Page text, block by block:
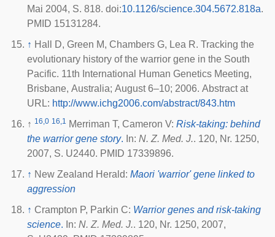
Mai 2004, S. 818. doi:10.1126/science.304.5672.818a.
PMID 15131284.
↑ Hall D, Green M, Chambers G, Lea R. Tracking the
evolutionary history of the warrior gene in the South
Pacific. 11th International Human Genetics Meeting,
Brisbane, Australia; August 6–10; 2006. Abstract at
URL: http://www.ichg2006.com/abstract/843.htm
↑ 16,0 16,1 Merriman T, Cameron V: Risk-taking: behind
the warrior gene story. In: N. Z. Med. J.. 120, Nr. 1250,
2007, S. U2440. PMID 17339896.
↑ New Zealand Herald: Maori 'warrior' gene linked to
aggression
↑ Crampton P, Parkin C: Warrior genes and risk-taking
science. In: N. Z. Med. J.. 120, Nr. 1250, 2007,